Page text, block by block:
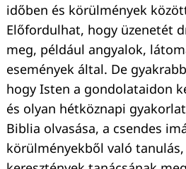
időben és körülmények
Előfordulhat, hogy üzenetét
meg, például angyalok,
események által. De
hogy Isten a gondolataidon
és olyan hétköznapi
Biblia olvasása, a csendes
körülményekből való tanulás,